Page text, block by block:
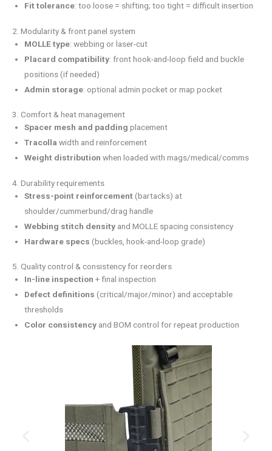
Fit tolerance: too loose = shifting; too tight = difficult insertion
2. Modularity & front panel system
MOLLE type: webbing or laser-cut
Placard compatibility: front hook-and-loop field and buckle
positions (if needed)
Admin storage: optional admin pocket or map pocket
3. Comfort & heat management
Spacer mesh and padding placement
Tracolla width and reinforcement
Weight distribution when loaded with mags/medical/comms
4. Durability requirements
Stress-point reinforcement (bartacks) at
shoulder/cummerbund/drag handle
Webbing stitch density and MOLLE spacing consistency
Hardware specs (buckles, hook-and-loop grade)
5. Quality control & consistency for reorders
In-line inspection + final inspection
Defect definitions (critical/major/minor) and acceptable
thresholds
Color consistency and BOM control for repeat production